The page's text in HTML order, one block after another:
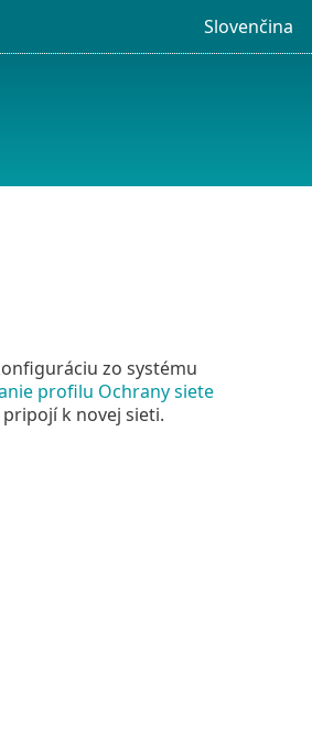
Slovenčina
zo systému
profilu Ochrany siete
pripojí k novej sieti.